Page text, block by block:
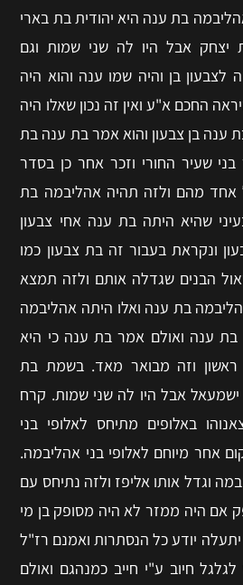
בת ענה היא יהודית בת בארי
יצחק אבל היו לה שני שמות וגם
לצבעון בן והיה שמו ענה והוא היה
החכם א"ע ואין זה נכון שאלו היה
ענה בן צבעון והוא אמר בת ענה בת
בני שעיר החורי וזכר אחר כן בסדר
אחד מהם ולזה תהיה אהליבמה בת
שהיא היתה בת ענה אחי צבעון
ונקראת בעבור זה בת צבעון כמו
הבנים שגדלה אותם ולזה תמצא
בת ענה ואלו היתה אהליבמה
בת ענה ואולם אמר בת ענה כי היא
וזה מבואר מאד. בשמת בת
אבל היו לה שני שמות. קרח
באלופים מתיחס לאלופי בני
אחר מיוחם לאלופי בני אהליבמה.
וגדל אותו אליפז ולזה נתיחס עם
אם היה ממזר לא היה מסופק בן מי
יודע כל הנסתרות ואמנם רז"ל
חיוב ע"י חייב כמנהגם ואולם